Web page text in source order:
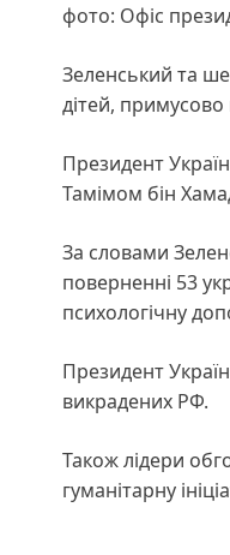
фото: Офіс
Зеленський та
дітей,
Президент
Тамімом бін
За словами
поверненні 53
психологічну
Президент
викрадених РФ.
Також лідери
гуманітарну